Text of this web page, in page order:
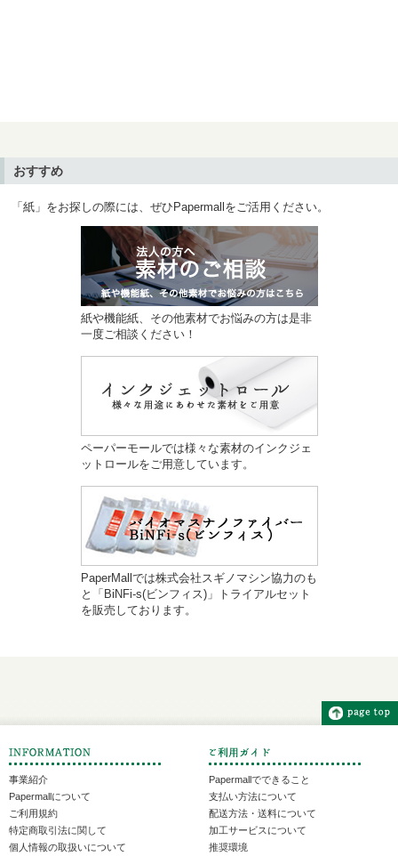
おすすめ
「紙」をお探しの際には、ぜひPapermallをご活用ください。
紙や機能紙、その他素材でお悩みの方は是非
一度ご相談ください！
ペーパーモールでは様々な素材のインクジェ
ットロールをご用意しています。
PaperMallでは株式会社スギノマシン協力のも
と「BiNFi-s(ビンフィス)」トライアルセット
を販売しております。
事業紹介
Papermallについて
ご利用規約
特定商取引法に関して
個人情報の取扱いについて
Papermallでできること
支払い方法について
配送方法・送料について
加工サービスについて
推奨環境